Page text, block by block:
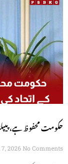
حکومت محفوظ ہے،
چوہدری
2026 No Comments